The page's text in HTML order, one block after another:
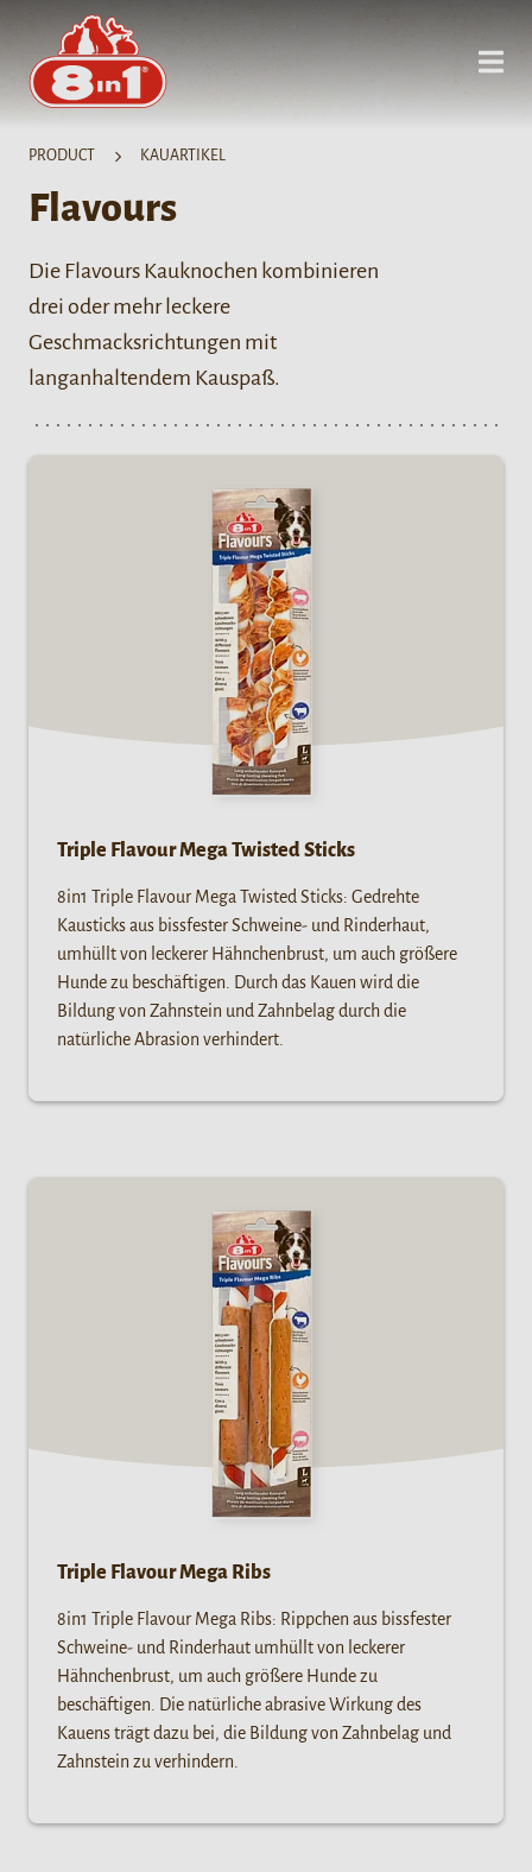
PRODUCT KAUARTIKEL
Flavours
Die Flavours Kauknochen kombinieren
drei oder mehr leckere
Geschmacksrichtungen mit
langanhaltendem Kauspaß.
Triple Flavour Mega Twisted Sticks
8in1 Triple Flavour Mega Twisted Sticks: Gedrehte
Kausticks aus bissfester Schweine- und Rinderhaut,
umhüllt von leckerer Hähnchenbrust, um auch größere
Hunde zu beschäftigen. Durch das Kauen wird die
Bildung von Zahnstein und Zahnbelag durch die
natürliche Abrasion verhindert.
Triple Flavour Mega Ribs
8in1 Triple Flavour Mega Ribs: Rippchen aus bissfester
Schweine- und Rinderhaut umhüllt von leckerer
Hähnchenbrust, um auch größere Hunde zu
beschäftigen. Die natürliche abrasive Wirkung des
Kauens trägt dazu bei, die Bildung von Zahnbelag und
Zahnstein zu verhindern.